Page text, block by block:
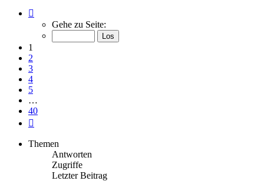
von
Gehe zu Seite:
1
2
3
4
5
…
40
Themen
Antworten
Zugriffe
Letzter Beitrag